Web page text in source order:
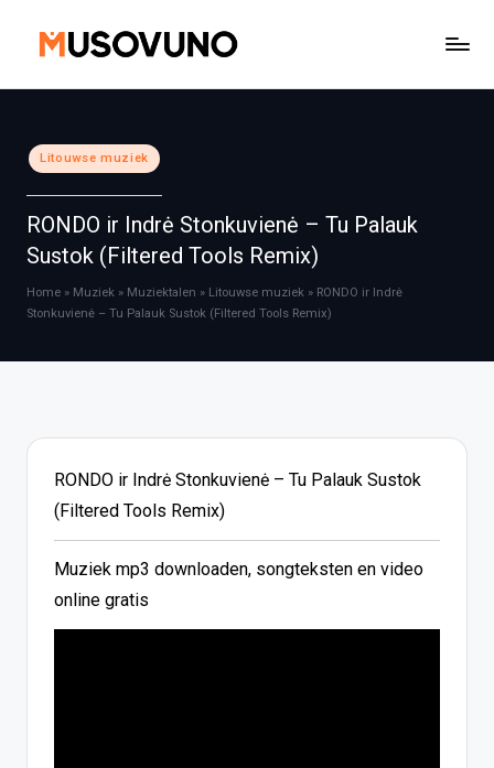
Geplaatst
in
Litouwse muziek
RONDO ir Indrė Stonkuvienė – Tu Palauk
Sustok (Filtered Tools Remix)
Home » Muziek » Muziektalen » Litouwse muziek » RONDO ir Indrė
Stonkuvienė – Tu Palauk Sustok (Filtered Tools Remix)
RONDO ir Indrė Stonkuvienė – Tu Palauk Sustok
(Filtered Tools Remix)
Muziek mp3 downloaden, songteksten en video
online gratis